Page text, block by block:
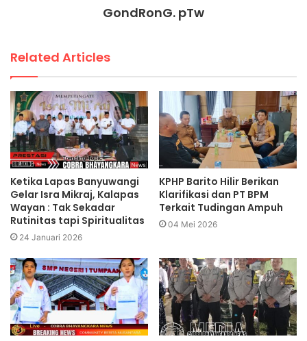
GondRonG. pTw
Related Articles
Ketika Lapas Banyuwangi
Gelar Isra Mikraj, Kalapas
Wayan : Tak Sekadar
Rutinitas tapi Spiritualitas
24 Januari 2026
KPHP Barito Hilir Berikan
Klarifikasi dan PT BPM
Terkait Tudingan Ampuh
04 Mei 2026